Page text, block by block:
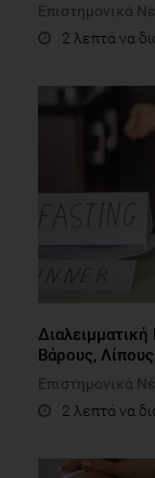
Επιστημονικά
2 λεπτά να
Βάρους,
Επιστημονικά
2 λεπτά να